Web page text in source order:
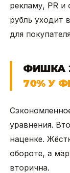
рекламу, PR
рубль уходит
для
ФИШКА
70% У
уравнения.
наценке.
обороте, а
вторична.